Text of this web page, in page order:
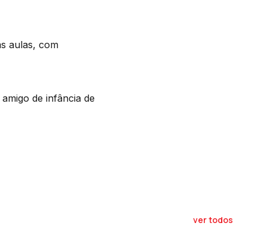
aulas, com
de infância de
ver todos